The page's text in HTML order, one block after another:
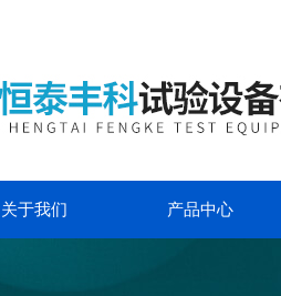
关于我们 产品中心